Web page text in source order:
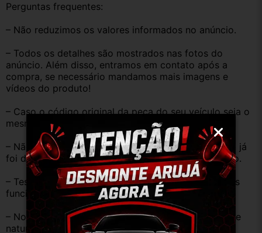
Perguntas frequentes:
– Não reduzimos os valores informados no anúncio.
– Todos os detalhes são mostrados nas fotos do
anúncio. Além disso, entramos em contato após a
compra, se necessário mandamos mais imagens e
vídeos do produto!
– Caso o código original da peça do seu veículo seja o
mesmo descrito no anúncio servirá perfeitamente.
– Não temos informação sobre o KM, pois o veículo já
foi desmontado. No entanto, estão em ótimo estado.
– Testamos as peças antes de anunciar e enviar, elas
funcionam perfeitamente.
– Nossas peças são USADAS e apresentam desgaste
natural pelo tempo. Peças perfeitas são apenas as